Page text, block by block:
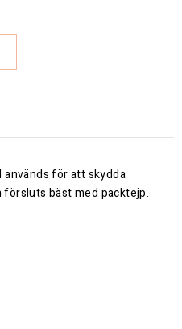
för att skydda
bäst med packtejp.